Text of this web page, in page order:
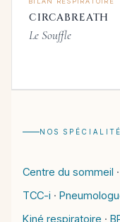
CIRCABREATH
Le Souffle
NOS
Centre du sommeil ·
TCC-i ·
Kiné respiratoire ·